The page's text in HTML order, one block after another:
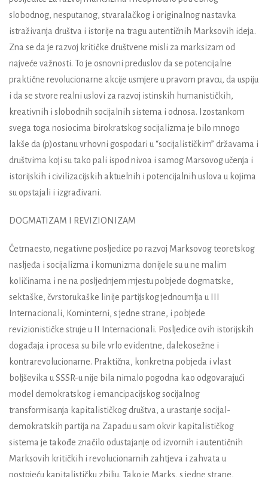
slobodnog, nesputanog, stvaralačkog i originalnog nastavka
istraživanja društva i istorije na tragu autentičnih Marksovih ideja.
Zna se da je razvoj kritičke društvene misli za marksizam od
najveće važnosti. To je osnovni preduslov da se potencijalne
praktične revolucionarne akcije usmjere u pravom pravcu, da uspiju
i da se stvore realni uslovi za razvoj istinskih humanističkih,
kreativnih i slobodnih socijalnih sistema i odnosa. Izostankom
svega toga nosiocima birokratskog socijalizma je bilo mnogo
lakše da (p)ostanu vrhovni gospodari u “socijalističkim” državama i
društvima koji su tako pali ispod nivoa i samog Marsovog učenja i
istorijskih i civilizacijskih aktuelnih i potencijalnih uslova u kojima
su opstajali i izgrađivani.
DOGMATIZAM I REVIZIONIZAM
Četrnaesto, negativne posljedice po razvoj Marksovog teoretskog
nasljeđa i socijalizma i komunizma donijele su u ne malim
količinama i ne na posljednjem mjestu pobjede dogmatske,
sektaške, čvrstorukaške linije partijskog jednoumlja u III
Internacionali, Kominterni, s jedne strane, i pobjede
revizionističke struje u II Internacionali. Posljedice ovih istorijskih
događaja i procesa su bile vrlo evidentne, dalekosežne i
kontrarevolucionarne. Praktična, konkretna pobjeda i vlast
boljševika u SSSR-u nije bila nimalo pogodna kao odgovarajući
model demokratskog i emancipacijskog socijalnog
transformisanja kapitalističkog društva, a urastanje socijal-
demokratskih partija na Zapadu u sam okvir kapitalističkog
sistema je takođe značilo odustajanje od izvornih i autentičnih
Marksovih kritičkih i revolucionarnih zahtjeva i zahvata u
postojeću kapitalističku zbilju. Tako je Marks, s jedne strane,